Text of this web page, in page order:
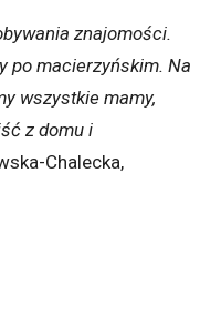
znajomości.
po macierzyńskim. Na
wszystkie mamy,
z domu i
Chalecka,